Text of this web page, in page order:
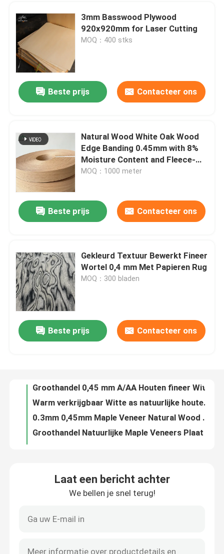
Huis
Producten
Video's
Fabriekstocht
Kwaliteitscontrole
Gevallen
Vraag een offerte
3mm Basswood Plywood
920x920mm for Laser Cutting
MOQ：400 stks
Beste prijs Contacteer ons
Natural Wood White Oak Wood
Edge Banding 0.45mm with 8%
Moisture Content and Fleece-
Backed for Furniture and
MOQ：1000 meter
Beste prijs Contacteer ons
Gekleurd Textuur Bewerkt Fineer
Wortel 0,4 mm Met Papieren Rug
MOQ：300 bladen
Beste prijs Contacteer ons
Fabrieksdirecte verkoop Natuurlijke teakhouten fineerplaten 0,45 mm 1 mm 2 mm 3 mm Plain Cut Veneer Wood Teak Veneers
Fabriek Natuurlijke houten fineer Wit as 0,3 mm/0,45 mm/0,5 mm/0,6 mm Berghorn As Fineer Houten fineer Platen Wandpanelen
Laat een bericht achter
We bellen je snel terug!